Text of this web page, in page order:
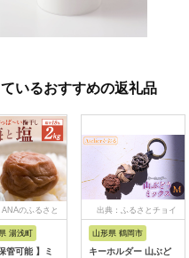
いるおすすめの返礼品
のふるさと
湯浅町
管可能 】ミ
出典：ふるさとチョイ
山形県 鶴岡市
キーホルダー 山ぶど